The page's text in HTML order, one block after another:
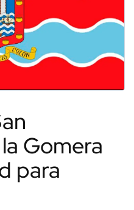
Gomera
para